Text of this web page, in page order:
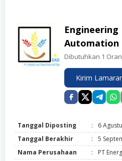
Engineering
Automation
Dibutuhkan 1
Kirim
Tanggal Diposting :
6
Tanggal Berakhir
:
5
Nama Perusahaan
:
PT